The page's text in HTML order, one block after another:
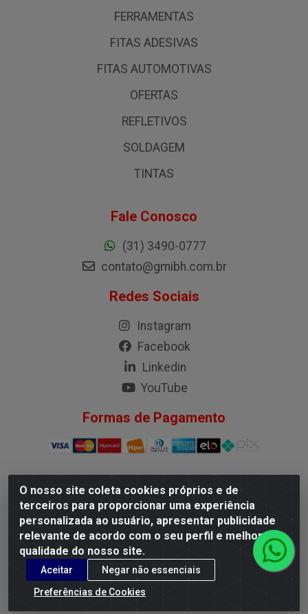
O nosso site coleta cookies próprios e de
terceiros para proporcionar uma experiência
personalizada ao usuário, apresentar publicidade
relevante de acordo com o seu perfil e melhorar a
qualidade do nosso site.
Aceitar
Negar não essenciais
Preferências de Cookies
FERRAMENTAS
FITAS ADESIVAS
FITAS AUTOMOTIVAS
OFERTAS
REFLETIVOS
SOLDAGEM
TINTAS
Fale Conosco
(31) 3490-0777
contato@gmibh.com.br
Redes Sociais
Instagram
Facebook
Linkedin
YouTube
Formas de Pagamento
G.M.I. Distribuidora LTDA - Rua Conselheiro Pena, 50 - Santa
Branca, Belo Horizonte/MG - CEP 31.710-150 - CNPJ
04.098.359/0001-02